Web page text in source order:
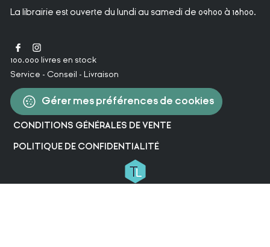
La librairie est ouverte du lundi au samedi de 09h00 à 18h00.
100.000 livres en stock
Service - Conseil - Livraison
Gérer mes préférences de cookies
CONDITIONS GÉNÉRALES DE VENTE
POLITIQUE DE CONFIDENTIALITÉ